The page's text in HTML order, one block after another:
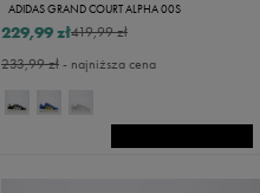
ADIDAS GRAND COURT ALPHA 00S
419,99 zł
229,99 zł
233,99 zł- najniższa cena